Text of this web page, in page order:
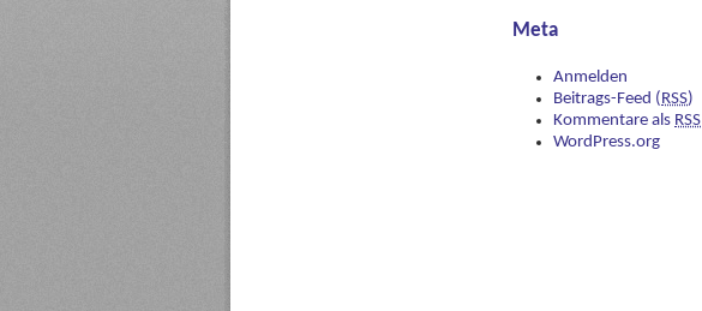
Meta
Anmelden
Beitrags-Feed ( RSS)
Kommentare als RSS
WordPress.org